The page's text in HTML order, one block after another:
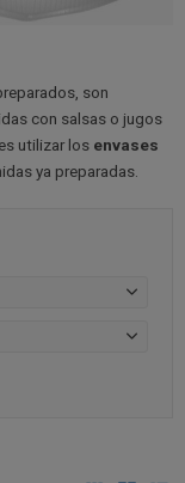
son
con salsas o jugos
utilizar los envases
ya preparadas.